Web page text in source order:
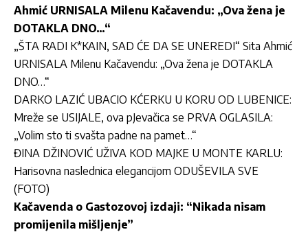
Ahmić URNISALA Milenu Kačavendu: „Ova žena je
DOTAKLA DNO…“
„ŠTA RADI K*KAIN, SAD ĆE DA SE UNEREDI“ Sita Ahmić
URNISALA Milenu Kačavendu: „Ova žena je DOTAKLA
DNO…“
DARKO LAZIĆ UBACIO KĆERKU U KORU OD LUBENICE:
Mreže se USIJALE, ova pJevačica se PRVA OGLASILA:
„Volim sto ti svašta padne na pamet…“
ĐINA DŽINOVIĆ UŽIVA KOD MAJKE U MONTE KARLU:
Harisovna naslednica elegancijom ODUŠEVILA SVE
(FOTO)
Kačavenda o Gastozovoj izdaji: “Nikada nisam
promijenila mišljenje”